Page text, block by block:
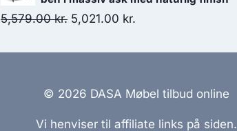
5,579.00kr. 5,021.00 kr.
© 2026 DASA Møbel tilbud online
Vi henviser til affiliate links på siden.